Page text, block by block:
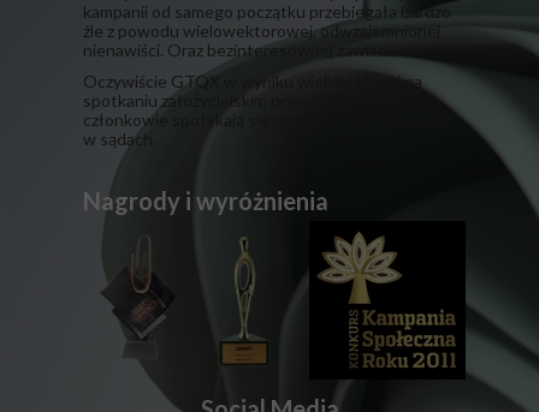
kampanii od samego początku przebiegała bardzo
źle z powodu wielowektorowej, odwzajemnionej
nienawiści. Oraz bezinteresownej zawiści.
​Oczywiście GTQX w wyniku wielkiej kłótni na
spotkaniu założycielskim przestała istnieć, a jej
członkowie spotykają się od tego czasu wyłącznie
w sądach.
Nagrody i wyróżnienia